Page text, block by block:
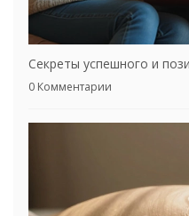
Секреты успешного и
0 Комментарии